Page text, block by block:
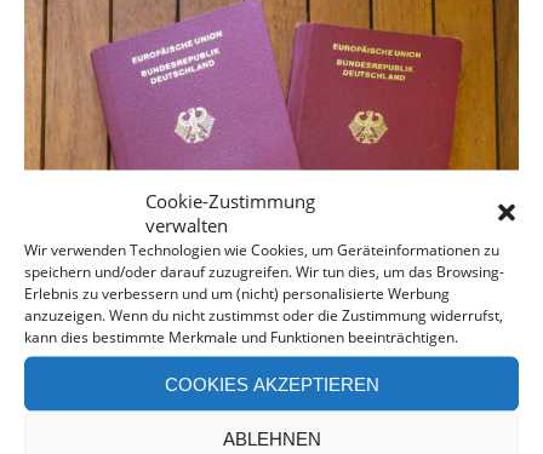
Cookie-Zustimmung
verwalten
Wir verwenden Technologien wie Cookies, um Geräteinformationen zu
speichern und/oder darauf zuzugreifen. Wir tun dies, um das Browsing-
Erlebnis zu verbessern und um (nicht) personalisierte Werbung
anzuzeigen. Wenn du nicht zustimmst oder die Zustimmung widerrufst,
kann dies bestimmte Merkmale und Funktionen beeinträchtigen.
COOKIES AKZEPTIEREN
ABLEHNEN
30 TAGE, 30 NÄCHTE…
MEHR LESEN